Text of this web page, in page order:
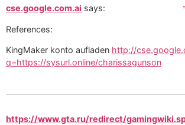
cse.google.com.ai says:
References:
KingMaker konto aufladen http://
q=https://sysurl.online/charissagunson
https://www.gta.ru/redirect/